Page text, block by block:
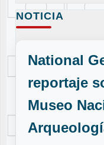
NOTICIA
National
reportaje
Museo